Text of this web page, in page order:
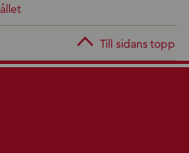
Till sidans topp